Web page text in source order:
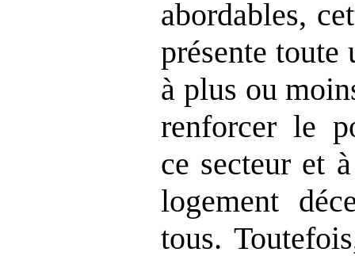
abordables,
présente toute
à plus ou
renforcer le
ce secteur et
logement
tous.